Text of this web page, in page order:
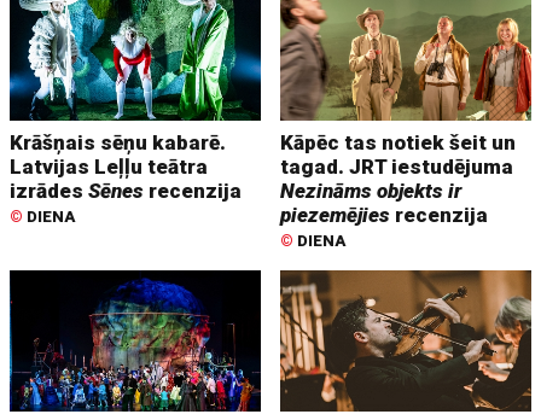
Krāšņais sēņu kabarē.
Latvijas Leļļu teātra
izrādesSēnes recenzija
© DIENA
Kāpēc tas notiek šeit un
tagad. JRT iestudējuma
Nezināms objekts ir
piezemējies recenzija
© DIENA